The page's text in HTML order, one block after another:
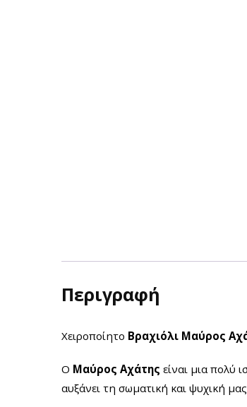
Περιγραφή
Χειροποίητο Βραχιόλι Μαύρος
Ο Μαύρος Αχάτης είναι μια πολύ
αυξάνει τη σωματική και ψυχική